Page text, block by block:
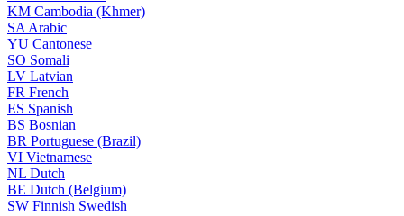
KM Cambodia (Khmer)
SA Arabic
YU Cantonese
SO Somali
LV Latvian
FR French
ES Spanish
BS Bosnian
BR Portuguese (Brazil)
VI Vietnamese
NL Dutch
BE Dutch (Belgium)
SW Finnish Swedish